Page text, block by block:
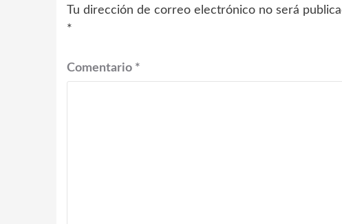
Tu dirección de correo electrónico no será
*
Comentario *